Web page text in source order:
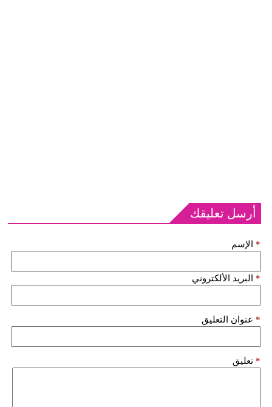
أرسل تعليقك
الإسم *
البريد الألكتروني *
عنوان التعليق *
تعليق *